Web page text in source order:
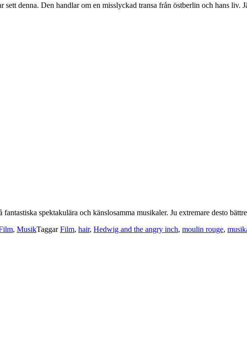
denna. Den handlar om en misslyckad transa från östberlin och hans liv.
spektakulära och känslosamma musikaler. Ju extremare desto
, MusikTaggarFilm, hair, Hedwig and the angry inch, moulin rouge,